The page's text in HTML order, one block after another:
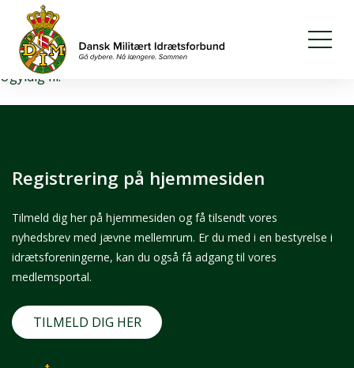
Download fil
Ugyldig fil.
Registrering på hjemmesiden
Tilmeld dig her på hjemmesiden og få tilsendt vores
nyhedsbrev med jævne mellemrum. Er du med i en bestyrelse i
idrætsforeningerne, kan du også få adgang til vores
medlemsportal.
TILMELD DIG HER